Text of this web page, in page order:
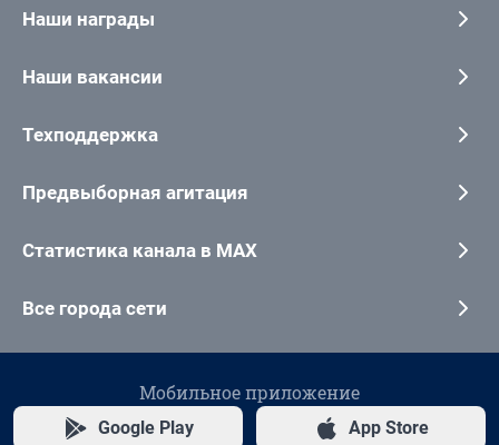
Наши награды
Наши вакансии
Техподдержка
Предвыборная агитация
Статистика канала в MAX
Все города сети
Мобильное приложение
Google Play App Store